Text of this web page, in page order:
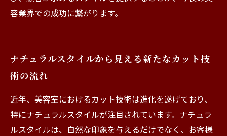
容業界での成功に繋がります。
ナチュラルスタイルから見える新たなカット技
術の流れ
近年、美容室におけるカット技術は進化を遂げており、
特にナチュラルスタイルが注目されています。ナチュラ
ルスタイルは、自然な印象を与えるだけでなく、お客様